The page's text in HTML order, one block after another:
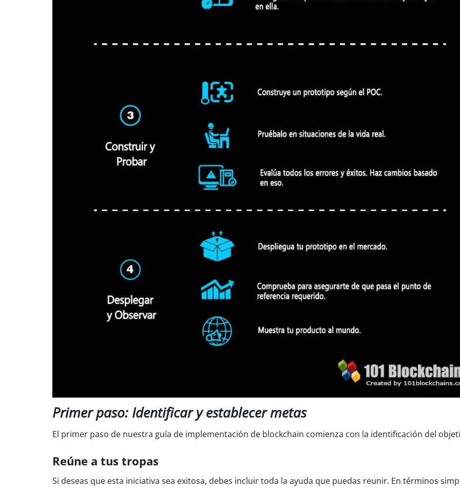
Primer paso: Identificar y establecer metas
El primer paso de nuestra guía de implementación de blockchain comienza con la identificación del
Reúne a tus tropas
Si deseas que esta iniciativa sea exitosa, debes incluir toda la ayuda que puedas reunir. En términos